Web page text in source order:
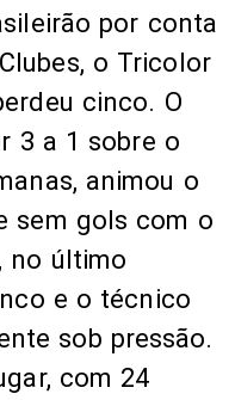
por conta
o Tricolor
cinco. O
3 a 1 sobre o
animou o
sem gols com o
no último
e o técnico
sob pressão.
com 24